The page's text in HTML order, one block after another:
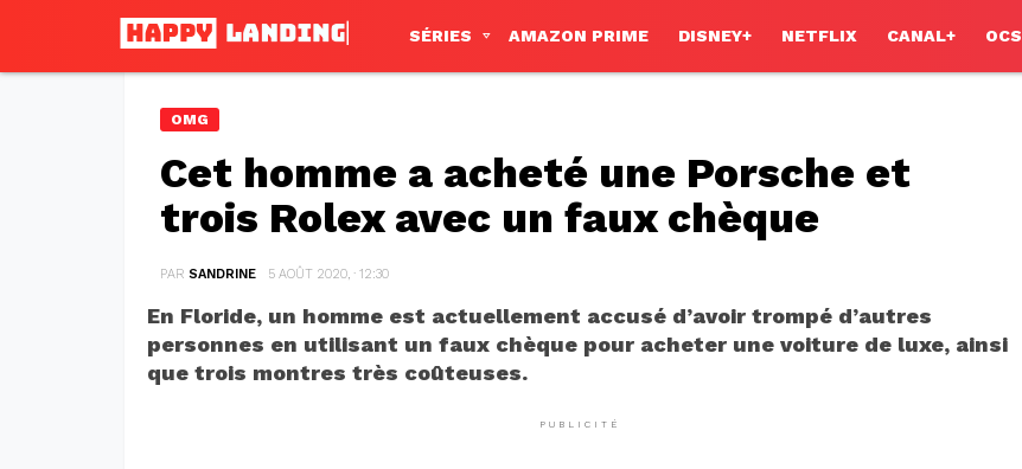
SÉRIES AMAZON PRIME DISNEY+ NETFLIX CANAL+ OCS
OMG
Cet homme a acheté une Porsche et
trois Rolex avec un faux chèque
PAR SANDRINE 5 AOÛT 2020, · 12:30
En Floride, un homme est actuellement accusé d’avoir trompé d’autres
personnes en utilisant un faux chèque pour acheter une voiture de luxe, ainsi
que trois montres très coûteuses.
PUBLICITÉ